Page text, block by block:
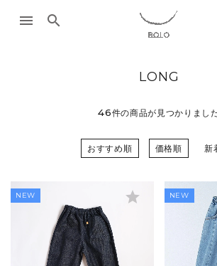
menu search
LONG
46件の商品が見つかりまし
おすすめ順 価格順 新
NEW star NEW